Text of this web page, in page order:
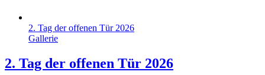
2. Tag der offenen Tür 2026
Gallerie
2. Tag der offenen Tür 2026